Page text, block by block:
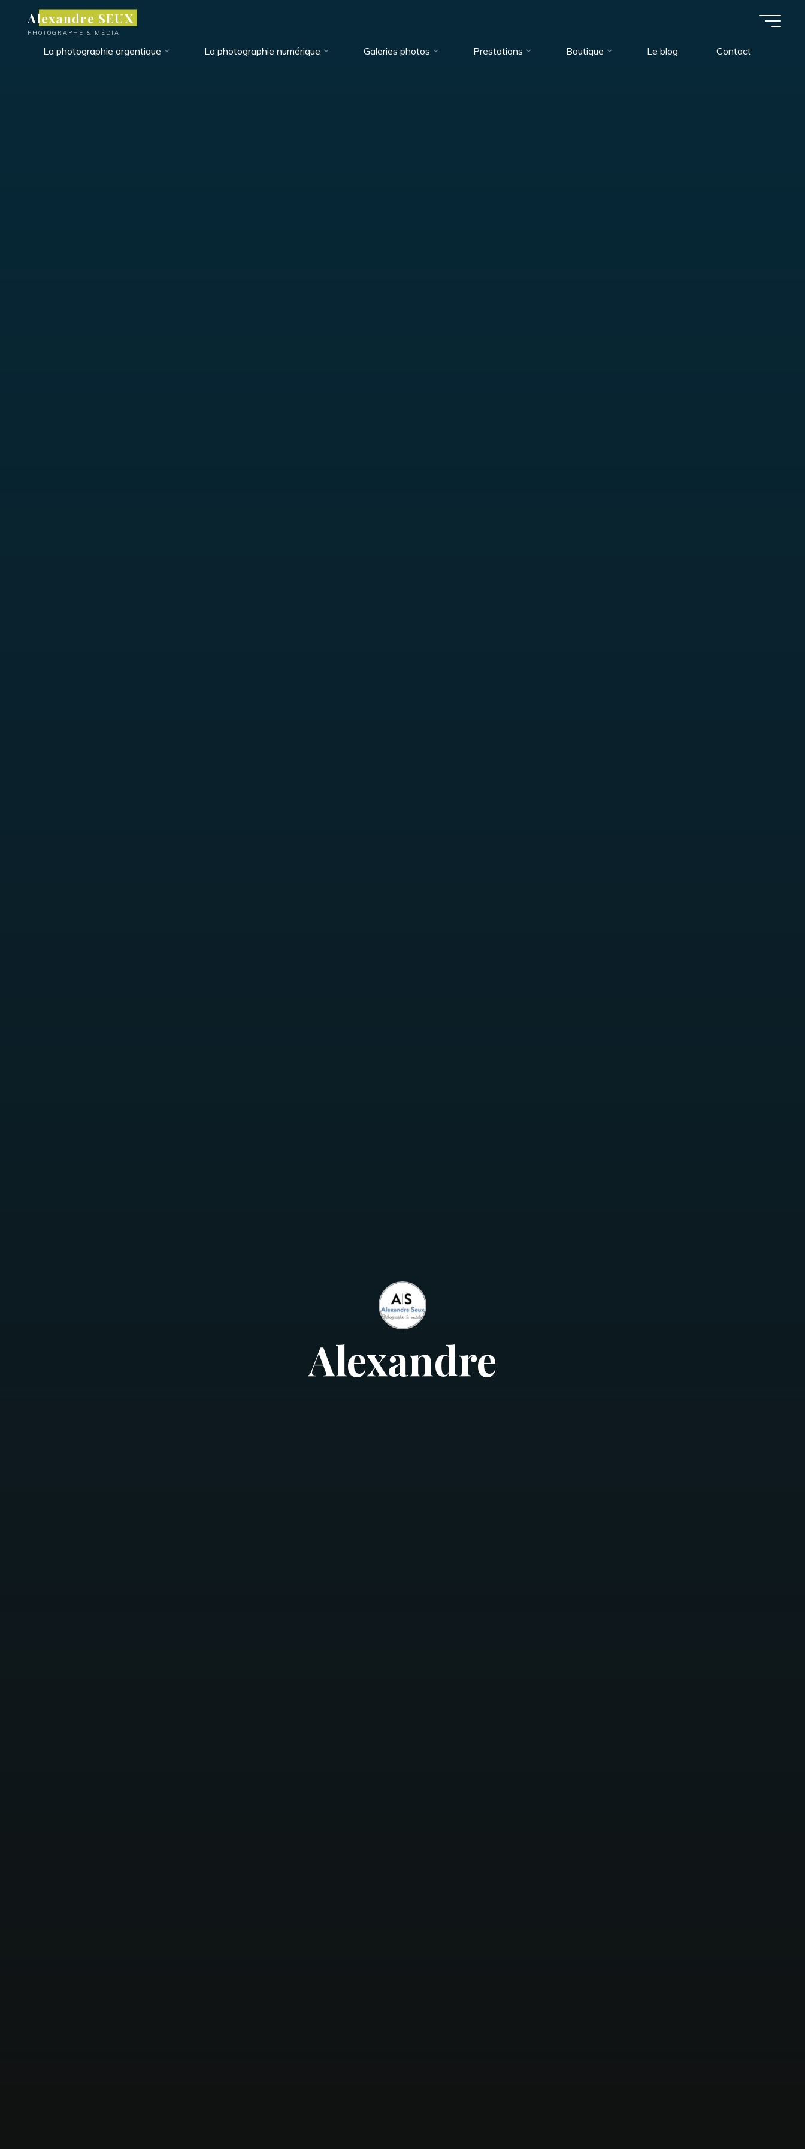
Alexandre SEUX
PHOTOGRAPHE & MÉDIA
La photographie argentique La photographie numérique Galeries photos Prestations Boutique Le blog Contact
Alexandre